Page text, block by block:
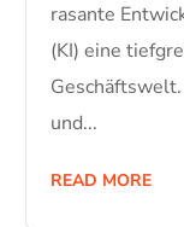
rasante
(KI) eine
und...
READ MORE